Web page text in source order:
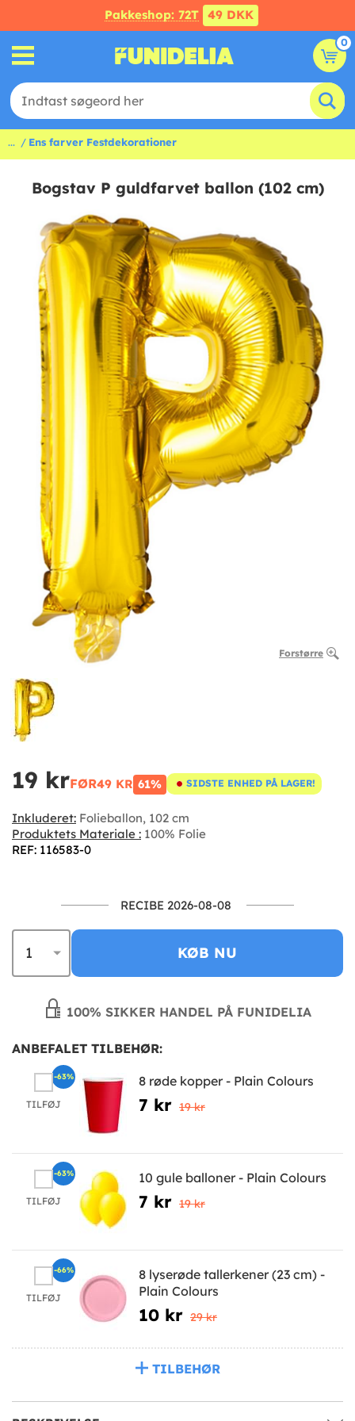
Pakkeshop: 72T 49 DKK
0
... Ens farver Festdekorationer
Bogstav P guldfarvet ballon (102 cm)
Forstørre
19 krFØR49 KR 61% SIDSTE ENHED PÅ LAGER!
Inkluderet: Folieballon, 102 cm
Produktets Materiale : 100% Folie
REF: 116583-0
RECIBE 2026-08-08
KØB NU
100% SIKKER HANDEL PÅ FUNIDELIA
ANBEFALET TILBEHØR:
TILFØJ
8 røde kopper - Plain Colours
7 kr 19 kr
-63%
TILFØJ
10 gule balloner - Plain Colours
7 kr 19 kr
-63%
TILFØJ
8 lyserøde tallerkener (23 cm) -
Plain Colours
10 kr 29 kr
-66%
TILBEHØR